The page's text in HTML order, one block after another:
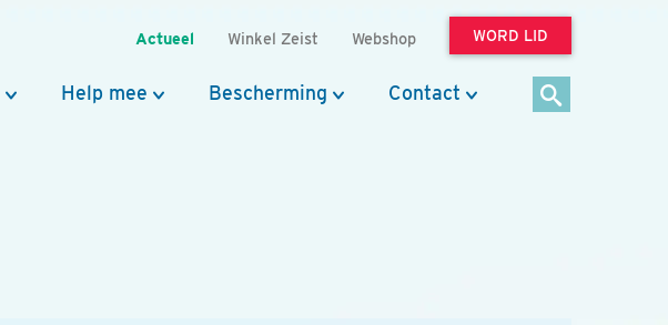
Actueel Winkel Zeist Webshop WORD LID
Help mee Bescherming Contact